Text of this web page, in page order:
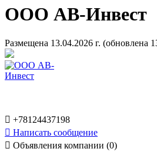
ООО АВ-Инвест
Размещена 13.04.2026 г. (обновлена
 +78124437198
 Написать сообщение
 Объявления компании (0)